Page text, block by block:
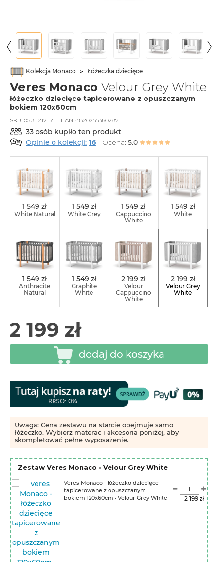
Kolekcja Monaco Łóżeczka dziecięce
Veres Monaco Velour Grey White
łóżeczko dziecięce tapicerowane z opuszczanym
bokiem 120x60cm
SKU: 05.3.1.212.17 EAN: 4820255360287
33 osób kupiło ten produkt
Opinie o kolekcji: 16 Ocena: 5.0
1 549 zł
White Natural
1 549 zł
White Grey
1 549 zł
Cappuccino
White
1 549 zł
White
1 549 zł
Anthracite
Natural
1 549 zł
Graphite
White
2 199 zł
Velour
Cappuccino
White
2 199 zł
Velour Grey
White
2 199 zł
dodaj do koszyka
Uwaga: Cena zestawu na starcie obejmuje samo
łóżeczko. Wybierz materac i akcesoria poniżej, aby
skompletować pełne wyposażenie.
Zestaw Veres Monaco • Velour Grey White
Veres Monaco - łóżeczko dziecięce
tapicerowane z opuszczanym
bokiem 120x60cm • Velour Grey White
2 199 zł